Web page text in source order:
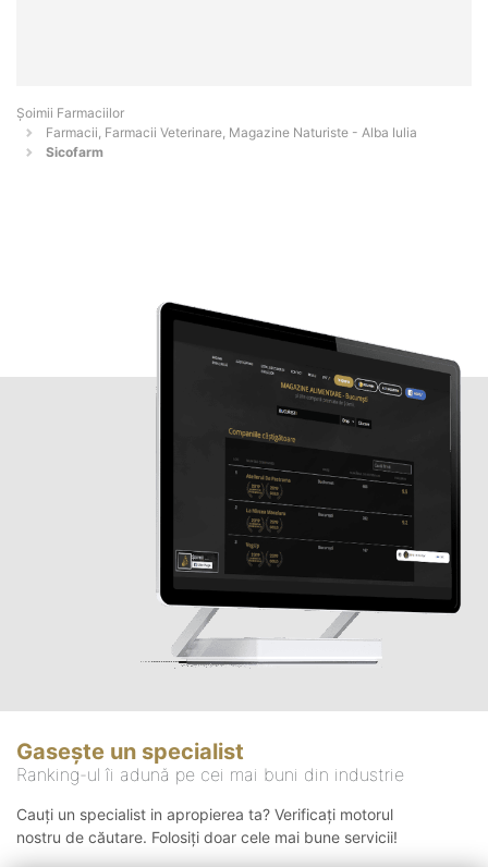
Şoimii Farmaciilor
Farmacii, Farmacii Veterinare, Magazine Naturiste - Alba Iulia
Sicofarm
Gasește un specialist
Ranking-ul îi adună pe cei mai buni din industrie
Cauți un specialist in apropierea ta? Verificați motorul
nostru de căutare. Folosiți doar cele mai bune servicii!